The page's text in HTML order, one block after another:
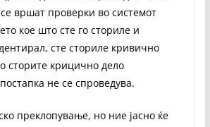
вршат проверки во системот
кое што сте го сториле и
сте сториле кривично
сторите крицично дело
не се спроведува.
преклопување, но ние јасно ќе